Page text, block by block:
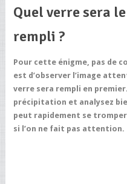
Quel verre sera
rempli ?
Pour cette énigme, pas de
est d’observer l’image
verre sera rempli en
précipitation et analysez
peut rapidement se
si l’on ne fait pas attention.